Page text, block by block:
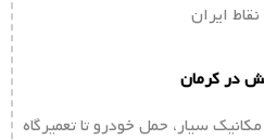
ایران
در کرمان
سیار، حمل خودرو تا تعمیرگاه